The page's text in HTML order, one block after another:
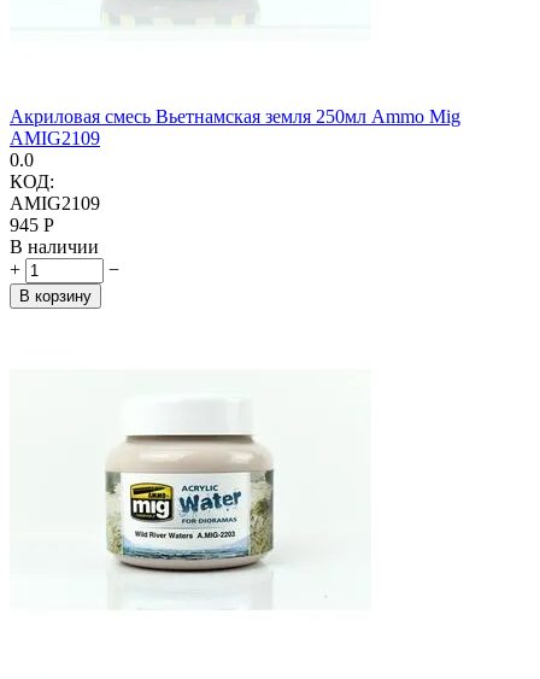
Акриловая смесь Вьетнамская земля 250мл Ammo Mig
AMIG2109
0.0
КОД:
AMIG2109
‍945‍ Р
В наличии
+
−
В корзину